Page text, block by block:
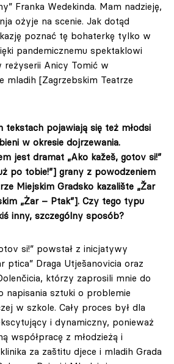
Franka Wedekinda. Mam nadzieję,
ożyje na scenie. Jak dotąd
poznać tę bohaterkę tylko w
pandemicznemu spektaklowi
reżyserii Anicy Tomić w
mladih [Zagrzebskim Teatrze
tekstach pojawiają się też młodsi
w okresie dojrzewania.
jest dramat „Ako kažeš, gotov si!”
po tobie!”] grany z powodzeniem
Miejskim Gradsko kazalište „Žar
„Żar – Ptak”]. Czy tego typu
inny, szczególny sposób?
si!” powstał z inicjatywy
ptica” Draga Utješanovicia oraz
którzy zaprosili mnie do
napisania sztuki o problemie
w szkole. Cały proces był dla
i dynamiczny, ponieważ
współpracę z młodzieżą i
za zaštitu djece i mladih Grada